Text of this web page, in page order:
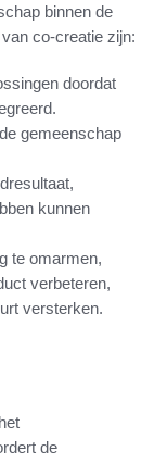
binnen de
co-creatie zijn:
doordat
gemeenschap
kunnen
te omarmen,
verbeteren,
versterken.
de